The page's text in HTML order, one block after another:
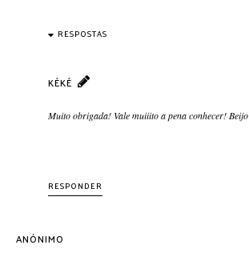
RESPOSTAS
KÉKÉ
Muito obrigada! Vale muiiito a pena conhecer! Beijo
RESPONDER
ANÓNIMO